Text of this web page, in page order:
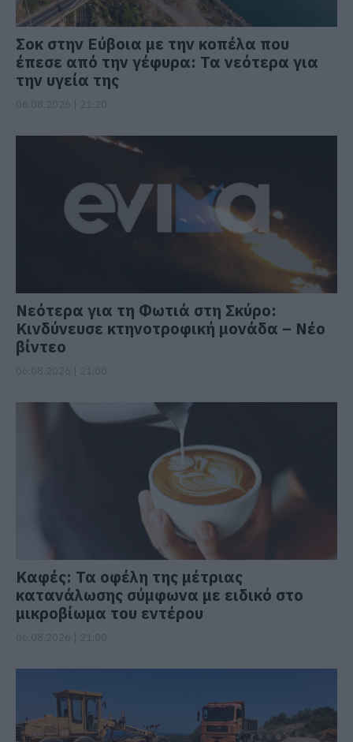
Σοκ στην Εύβοια με την κοπέλα που
έπεσε από την γέφυρα: Τα νεότερα για
την υγεία της
Νεότερα για τη Φωτιά στη Σκύρο:
Κινδύνευσε κτηνοτροφική μονάδα – Νέο
βίντεο
Καφές: Τα οφέλη της μέτριας
κατανάλωσης σύμφωνα με ειδικό στο
μικροβίωμα του εντέρου